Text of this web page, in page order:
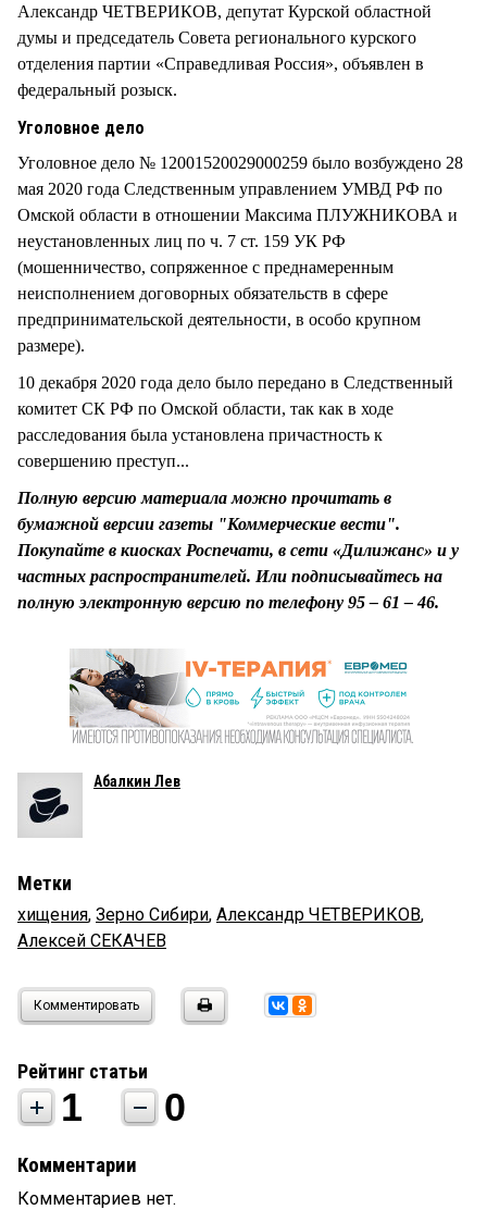
Александр ЧЕТВЕРИКОВ, депутат Курской областной
думы и председатель Совета регионального курского
отделения партии «Справедливая Россия», объявлен в
федеральный розыск.
Уголовное дело
Уголовное дело № 12001520029000259 было возбуждено 28
мая 2020 года Следственным управлением УМВД РФ по
Омской области в отношении Максима ПЛУЖНИКОВА и
неустановленных лиц по ч. 7 ст. 159 УК РФ
(мошенничество, сопряженное с преднамеренным
неисполнением договорных обязательств в сфере
предпринимательской деятельности, в особо крупном
размере).
10 декабря 2020 года дело было передано в Следственный
комитет СК РФ по Омской области, так как в ходе
расследования была установлена причастность к
совершению преступ...
Полную версию материала можно прочитать в
бумажной версии газеты "Коммерческие вести".
Покупайте в киосках Роспечати, в сети «Дилижанс» и у
частных распространителей. Или подписывайтесь на
полную электронную версию по телефону 95 – 61 – 46.
Абалкин Лев
Метки
хищения, Зерно Сибири, Александр ЧЕТВЕРИКОВ,
Алексей СЕКАЧЕВ
Комментировать
Рейтинг статьи
1 0
Комментарии
Комментариев нет.